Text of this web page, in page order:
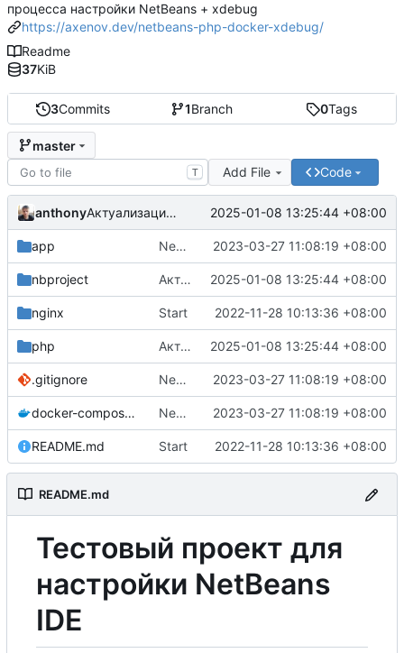
3Commits 1Branch 0Tags
master
T Add File Code
anthony Актуализация версий 2025-01-08 13:25:44 +08:00
app New php helper for dockerized cli scripts 2023-03-27 11:08:19 +08:00
nbproject Актуализация версий 2025-01-08 13:25:44 +08:00
nginx Start 2022-11-28 10:13:36 +08:00
php Актуализация версий 2025-01-08 13:25:44 +08:00
.gitignore New php helper for dockerized cli scripts 2023-03-27 11:08:19 +08:00
docker-compose.yml New php helper for dockerized cli scripts 2023-03-27 11:08:19 +08:00
README.md Start 2022-11-28 10:13:36 +08:00
README.md
Тестовый проект для
настройки NetBeans
IDE
процесса настройки NetBeans + xdebug
https://axenov.dev/netbeans-php-docker-xdebug/
Readme
37KiB